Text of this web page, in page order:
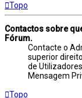
Topo
Contactos sobre
Fórum.
Contacte o
superior
de
Mensagem
Topo